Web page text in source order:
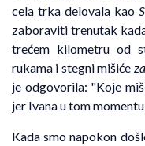
cela trka delovala kao
zaboraviti trenutak
trećem kilometru od
rukama i stegni mišiće
je odgovorila: "Koje
jer Ivana u tom
Kada smo napokon